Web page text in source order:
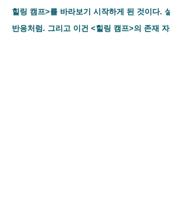
힐링 캠프>를 바라보기 시작하게 된 것이다.
반응처럼. 그리고 이건 <힐링 캠프>의 존재